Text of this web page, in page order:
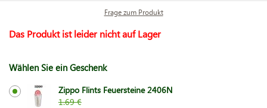
Frage zum Produkt
Das Produkt ist leider nicht auf Lager
Wählen Sie ein Geschenk
Zippo Flints Feuersteine 2406N
1.69 €